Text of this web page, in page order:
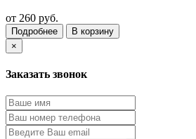
от 260 руб.
Подробнее
В корзину
×
Заказать звонок